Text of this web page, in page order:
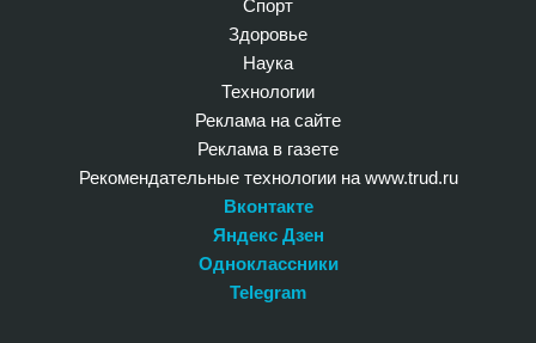
Спорт
Здоровье
Наука
Технологии
Реклама на сайте
Реклама в газете
Рекомендательные технологии на www.trud.ru
Вконтакте
Яндекс Дзен
Одноклассники
Telegram